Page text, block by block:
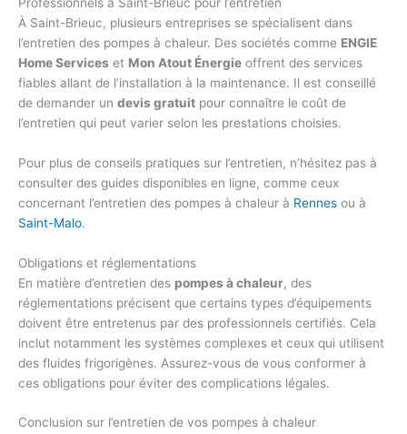
À Saint-Brieuc, plusieurs entreprises se spécialisent dans
l’entretien des pompes à chaleur. Des sociétés comme ENGIE
Home Services et Mon Atout Énergie offrent des services
fiables allant de l’installation à la maintenance. Il est conseillé
de demander un devis gratuit pour connaître le coût de
l’entretien qui peut varier selon les prestations choisies.
Pour plus de conseils pratiques sur l’entretien, n’hésitez pas à
consulter des guides disponibles en ligne, comme ceux
concernant l’entretien des pompes à chaleur à Rennes ou à
Saint-Malo.
Obligations et réglementations
En matière d’entretien des pompes à chaleur, des
réglementations précisent que certains types d’équipements
doivent être entretenus par des professionnels certifiés. Cela
inclut notamment les systèmes complexes et ceux qui utilisent
des fluides frigorigènes. Assurez-vous de vous conformer à
ces obligations pour éviter des complications légales.
Conclusion sur l’entretien de vos pompes à chaleur